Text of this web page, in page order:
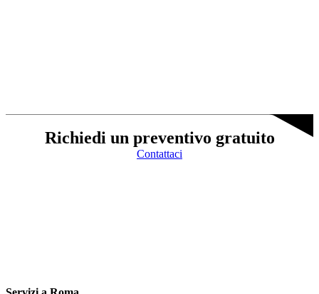
Richiedi un preventivo gratuito
Contattaci